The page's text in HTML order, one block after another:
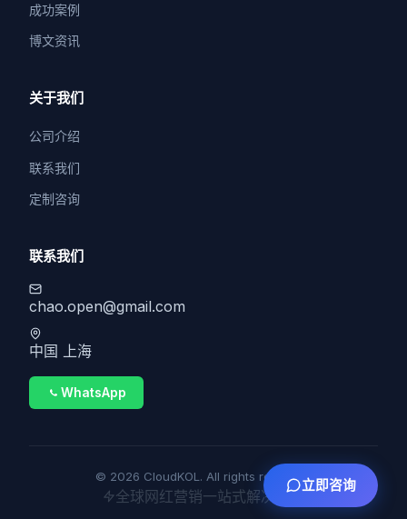
成功案例
博文资讯
关于我们
公司介绍
联系我们
定制咨询
联系我们
chao.open@gmail.com
中国 上海
WhatsApp
© 2026 CloudKOL. All rights reserved.
全球网红营销一站式解决方案
立即咨询